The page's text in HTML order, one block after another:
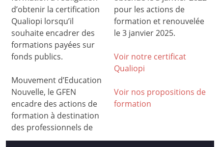
d’obtenir la certification
Qualiopi lorsqu’il
souhaite encadrer des
formations payées sur
fonds publics.
Mouvement d’Education
Nouvelle, le GFEN
encadre des actions de
formation à destination
des professionnels de
pour les actions de
formation et renouvelée
le 3 janvier 2025.
Voir notre certificat
Qualiopi
Voir nos propositions de
formation